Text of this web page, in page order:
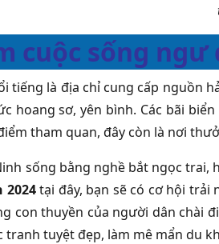
cuộc sống
tiếng là địa chỉ cung cấp nguồn
hoang sơ, yên bình. Các bãi
tham quan, đây còn là nơi
sống bằng nghề bắt ngọc trai,
2024tại đây, bạn sẽ có cơ hội trải
con thuyền của người dân chài
tuyệt đẹp, làm mê mẩn du